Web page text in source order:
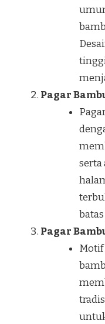
Pagar
serta
Pagar
Motif